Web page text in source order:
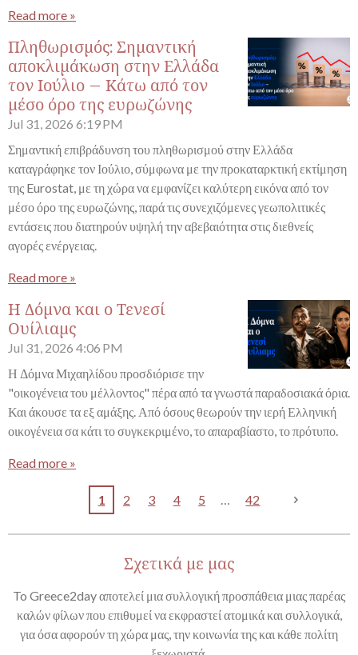
Read more »
Πληθωρισμός: Σημαντική
αποκλιμάκωση στην Ελλάδα
τον Ιούλιο – Κάτω από τον
μέσο όρο της ευρωζώνης
Jul 31, 2026 6:19 PM
Σημαντική επιβράδυνση του πληθωρισμού στην Ελλάδα
καταγράφηκε τον Ιούλιο, σύμφωνα με την προκαταρκτική εκτίμηση
της Eurostat, με τη χώρα να εμφανίζει καλύτερη εικόνα από τον
μέσο όρο της ευρωζώνης, παρά τις συνεχιζόμενες γεωπολιτικές
εντάσεις που διατηρούν υψηλή την αβεβαιότητα στις διεθνείς
αγορές ενέργειας.
Read more »
Η Δόμνα και ο Τενεσί
Ουίλιαμς
Jul 31, 2026 4:06 PM
Η Δόμνα Μιχαηλίδου προσδιόρισε την
"οικογένεια του μέλλοντος" πέρα από τα γνωστά παραδοσιακά όρια.
Και άκουσε τα εξ αμάξης. Από όσους θεωρούν την ιερή Ελληνική
οικογένεια σα κάτι το συγκεκριμένο, το απαραβίαστο, το πρότυπο.
Read more »
1 2 3 4 5 42
Σχετικά με μας
To Greece2day αποτελεί μια συλλογική προσπάθεια μιας παρέας
καλών φίλων που επιθυμεί να εκφραστεί ατομικά και συλλογικά,
για όσα αφορούν τη χώρα μας, την κοινωνία της και κάθε πολίτη